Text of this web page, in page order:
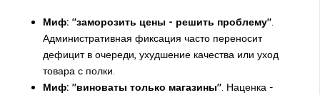
Миф: "заморозить цены - решить проблему".
Административная фиксация часто переносит
дефицит в очереди, ухудшение качества или уход
товара с полки.
Миф: "виноваты только магазины". Наценка -